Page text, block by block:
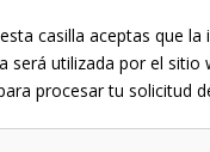
casilla aceptas que la
será utilizada por el sitio
procesar tu solicitud